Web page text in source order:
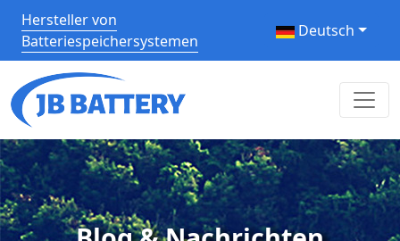
Hersteller von
Batteriespeichersystemen
Deutsch